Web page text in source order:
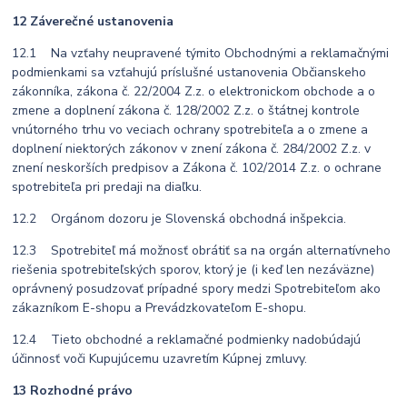
12 Záverečné ustanovenia
12.1 Na vzťahy neupravené týmito Obchodnými a reklamačnými
podmienkami sa vzťahujú príslušné ustanovenia Občianskeho
zákonníka, zákona č. 22/2004 Z.z. o elektronickom obchode a o
zmene a doplnení zákona č. 128/2002 Z.z. o štátnej kontrole
vnútorného trhu vo veciach ochrany spotrebiteľa a o zmene a
doplnení niektorých zákonov v znení zákona č. 284/2002 Z.z. v
znení neskorších predpisov a Zákona č. 102/2014 Z.z. o ochrane
spotrebiteľa pri predaji na diaľku.
12.2 Orgánom dozoru je Slovenská obchodná inšpekcia.
12.3 Spotrebiteľ má možnosť obrátiť sa na orgán alternatívneho
riešenia spotrebiteľských sporov, ktorý je (i keď len nezáväzne)
oprávnený posudzovať prípadné spory medzi Spotrebiteľom ako
zákazníkom E-shopu a Prevádzkovateľom E-shopu.
12.4 Tieto obchodné a reklamačné podmienky nadobúdajú
účinnosť voči Kupujúcemu uzavretím Kúpnej zmluvy.
13 Rozhodné právo